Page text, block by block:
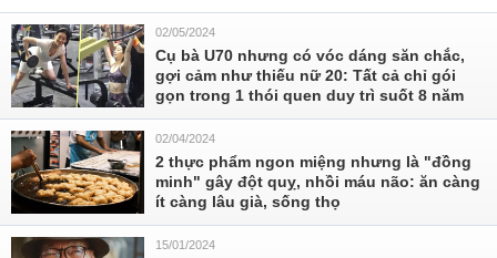
02/05/2024
Cụ bà U70 nhưng có vóc dáng săn chắc,
gợi cảm như thiếu nữ 20: Tất cả chỉ gói
gọn trong 1 thói quen duy trì suốt 8 năm
02/04/2024
2 thực phẩm ngon miệng nhưng là "đồng
minh" gây đột quỵ, nhồi máu não: ăn càng
ít càng lâu già, sống thọ
15/01/2024